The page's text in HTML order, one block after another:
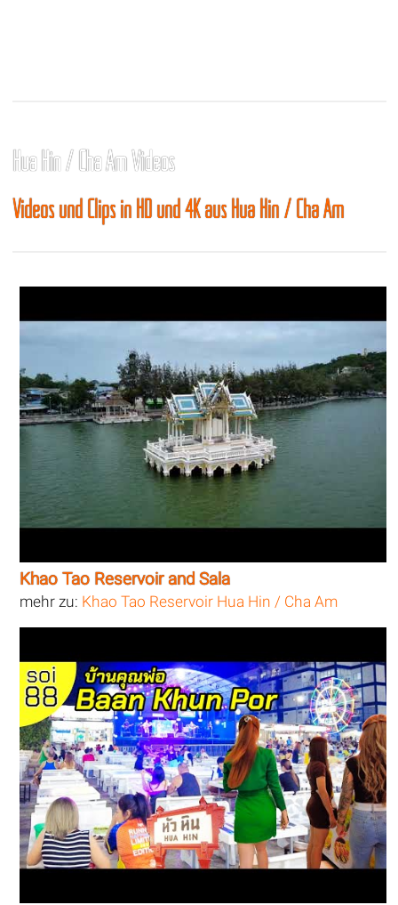
Hua Hin / Cha Am Videos
Videos und Clips in HD und 4K aus Hua Hin / Cha Am
Khao Tao Reservoir and Sala
mehr zu: Khao Tao Reservoir Hua Hin / Cha Am